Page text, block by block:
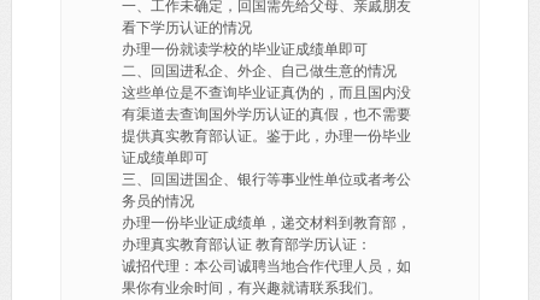
一、工作未确定，回国需先给父母、亲戚朋友
看下学历认证的情况
办理一份就读学校的毕业证成绩单即可
二、回国进私企、外企、自己做生意的情况
这些单位是不查询毕业证真伪的，而且国内没
有渠道去查询国外学历认证的真假，也不需要
提供真实教育部认证。鉴于此，办理一份毕业
证成绩单即可
三、回国进国企、银行等事业性单位或者考公
务员的情况
办理一份毕业证成绩单，递交材料到教育部，
办理真实教育部认证 教育部学历认证：
诚招代理：本公司诚聘当地合作代理人员，如
果你有业余时间，有兴趣就请联系我们。